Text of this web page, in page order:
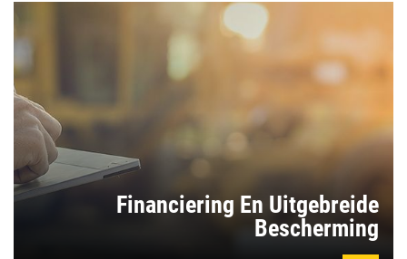
Financiering En Uitgebreide
Bescherming